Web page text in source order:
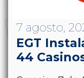
7 agosto,
EGT
44